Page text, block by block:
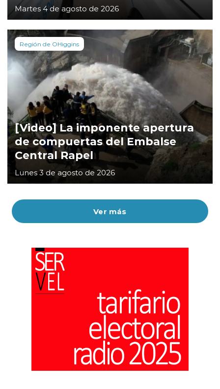
Ver más
Martes 4 de agosto de 2026
Región de OHiggins
[Video] La imponente apertura
de compuertas del Embalse
Central Rapel
Lunes 3 de agosto de 2026